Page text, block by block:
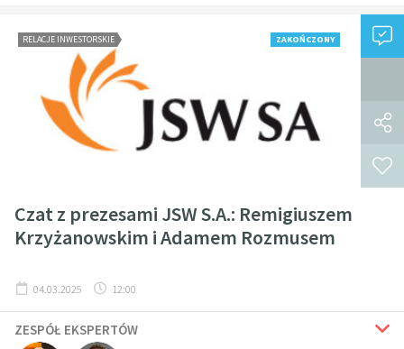
RELACJE INWESTORSKIE ZAKOŃCZONY
Czat z prezesami JSW S.A.: Remigiuszem
Krzyżanowskim i Adamem Rozmusem
04.03.2025 12:00
ZESPÓŁ EKSPERTÓW